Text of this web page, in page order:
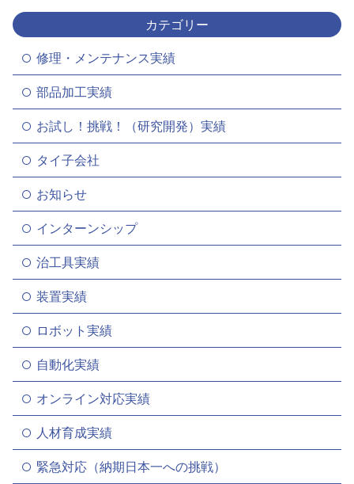
カテゴリー
修理・メンテナンス実績
部品加工実績
お試し！挑戦！（研究開発）実績
タイ子会社
お知らせ
インターンシップ
治工具実績
装置実績
ロボット実績
自動化実績
オンライン対応実績
人材育成実績
緊急対応（納期日本一への挑戦）